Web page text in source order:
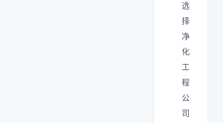
选
择
净
化
工
程
公
司